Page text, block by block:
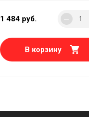
1 484 руб. −
В корзину